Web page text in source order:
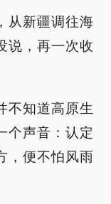
从新疆调往海
说，再一次收
不知道高原生
个声音：认定
，便不怕风雨